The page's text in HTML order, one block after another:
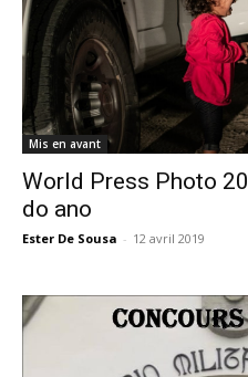
Mis en avant
World Press Photo
do ano
Ester De Sousa - 12 avril 2019